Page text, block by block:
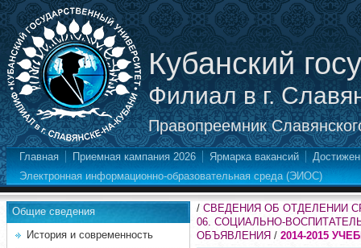
Кубанский
Филиал в г.
Правопреемник
Главная Приемная кампания 2026 Ярмарка вакансий
Электронная информационно-образовательная среда (ЭИОС)
Общие сведения
История и современность
/ СВЕДЕНИЯ ОБ ОТДЕЛЕНИИ
06. СОЦИАЛЬНО-
ОБЪЯВЛЕНИЯ / 2014-2015